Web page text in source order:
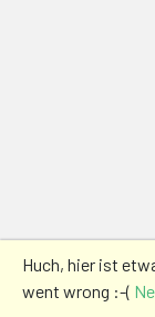
Huch, hier ist
went wrong :-(